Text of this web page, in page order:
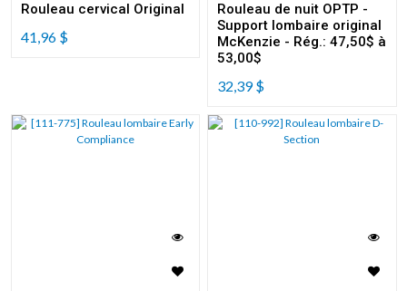
Rouleau cervical Original
41,96$
Rouleau de nuit OPTP -
Support lombaire original
McKenzie - Rég.: 47,50$ à
53,00$
32,39$